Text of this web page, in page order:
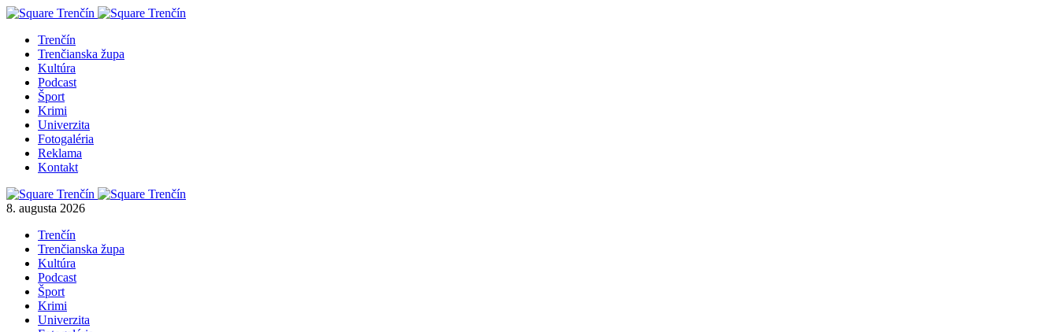
Trenčín
Trenčianska župa
Kultúra
Podcast
Šport
Krimi
Univerzita
Fotogaléria
Reklama
Kontakt
8. augusta 2026
Trenčín
Trenčianska župa
Kultúra
Podcast
Šport
Krimi
Univerzita